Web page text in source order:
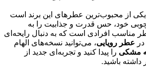
یکی از محبوب‌ترین عطرهای این برند است
خود، حس قدرت و جذابیت را به
مناسب افرادی است که به دنبال رایحه‌ای
عطر رویایی، می‌توانید نسخه‌های الهام
مشکی را پیدا کنید و تجربه‌ای جدید از
داشته باشید.